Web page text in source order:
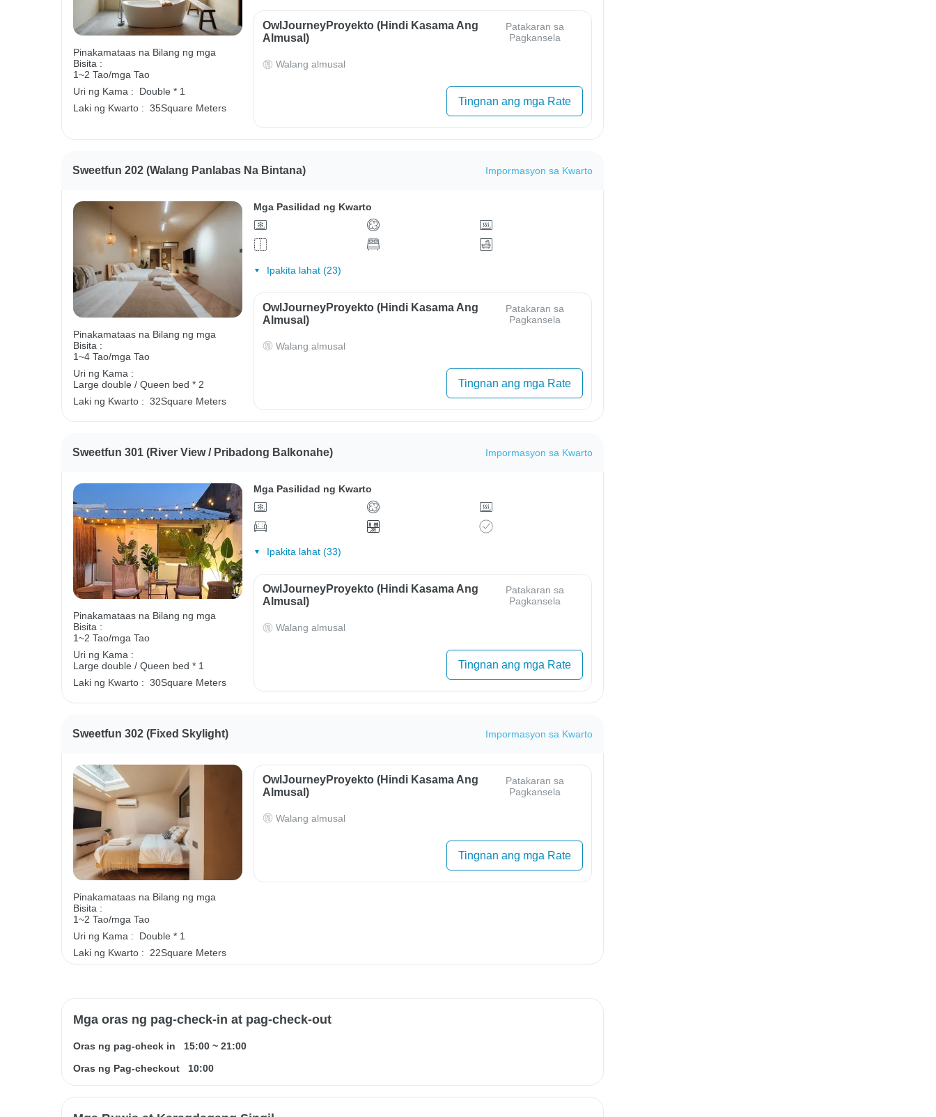
Pinakamataas na Bilang ng mga
Bisita :
1~2 Tao/mga Tao
Uri ng Kama :
Double * 1
Laki ng Kwarto : 35Square Meters
OwlJourneyProyekto (Hindi Kasama Ang
Almusal)
Patakaran sa
Pagkansela
Walang almusal
Tingnan ang mga Rate
Sweetfun 202 (Walang Panlabas Na Bintana) Impormasyon sa Kwarto
Pinakamataas na Bilang ng mga
Bisita :
1~4 Tao/mga Tao
Uri ng Kama :
Large double / Queen bed * 2
Laki ng Kwarto : 32Square Meters
Mga Pasilidad ng Kwarto
Ipakita lahat (23)
OwlJourneyProyekto (Hindi Kasama Ang
Almusal)
Patakaran sa
Pagkansela
Walang almusal
Tingnan ang mga Rate
Sweetfun 301 (River View / Pribadong Balkonahe) Impormasyon sa Kwarto
Pinakamataas na Bilang ng mga
Bisita :
1~2 Tao/mga Tao
Uri ng Kama :
Large double / Queen bed * 1
Laki ng Kwarto : 30Square Meters
Mga Pasilidad ng Kwarto
Ipakita lahat (33)
OwlJourneyProyekto (Hindi Kasama Ang
Almusal)
Patakaran sa
Pagkansela
Walang almusal
Tingnan ang mga Rate
Sweetfun 302 (Fixed Skylight) Impormasyon sa Kwarto
Pinakamataas na Bilang ng mga
Bisita :
1~2 Tao/mga Tao
Uri ng Kama :
Double * 1
Laki ng Kwarto : 22Square Meters
OwlJourneyProyekto (Hindi Kasama Ang
Almusal)
Patakaran sa
Pagkansela
Walang almusal
Tingnan ang mga Rate
Mga oras ng pag-check-in at pag-check-out
Oras ng pag-check in 15:00 ~ 21:00
Oras ng Pag-checkout
10:00